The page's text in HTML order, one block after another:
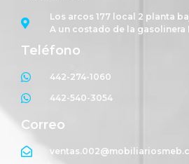
Los arcos 177 local 2 planta
A un costado de la gasolinera
Teléfono
442-274-1060
442-540-3054
Correo